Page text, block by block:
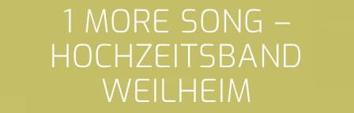
1 MORE SONG –
HOCHZEITSBAND
WEILHEIM